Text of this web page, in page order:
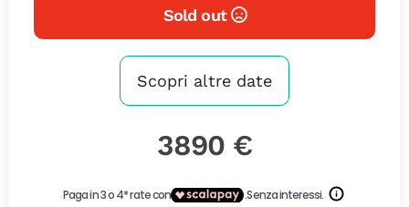
Sold out
Scopri altre date
3890 €